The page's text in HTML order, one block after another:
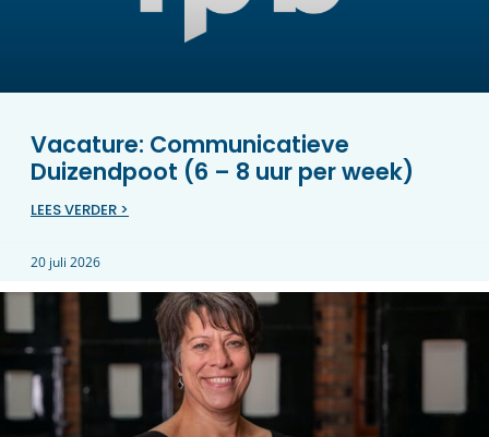
Vacature: Communicatieve
Duizendpoot (6 – 8 uur per week)
LEES VERDER >
20 juli 2026